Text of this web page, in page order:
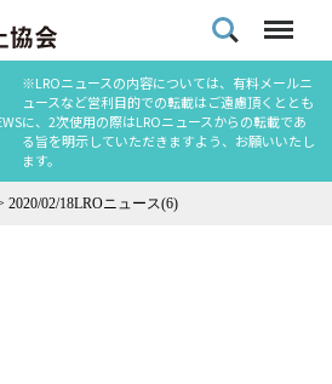
※LROニュースの内容については、有料メールニ
ュースなど営利目的での転載はご遠慮頂くととも
に、2次使用の際はLROニュースからの転載であ
る旨を明示していただきますよう、お願いいたし
ます。
2020/02/18LROニュース(6)